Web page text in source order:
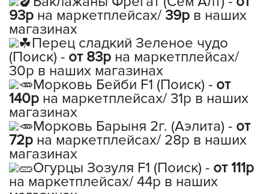
93р на маркетплейсах/ 39р в наших
магазинах
Перец сладкий Зеленое чудо
(Поиск) - от 83р на маркетплейсах/
30р в наших магазинах
Морковь Бейби F1 (Поиск) - от
140р на маркетплейсах/ 31р в наших
магазинах
Морковь Барыня 2г. (Аэлита) - от
72р на маркетплейсах/ 28р в наших
магазинах
Огурцы Зозуля F1 (Поиск) - от 111р
на маркетплейсах/ 44р в наших